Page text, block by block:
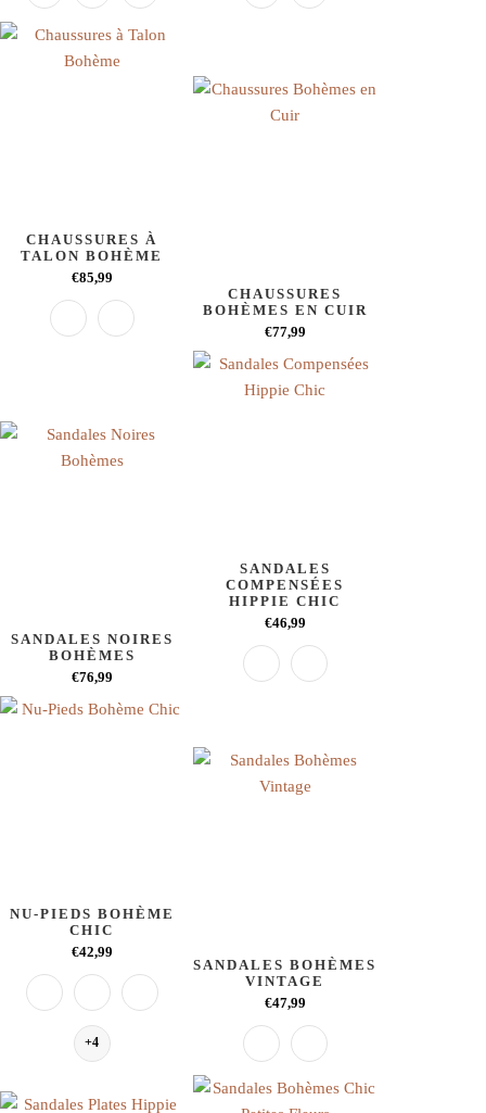
CHAUSSURES À
TALON BOHÈME
€85,99
CHAUSSURES
BOHÈMES EN CUIR
€77,99
SANDALES NOIRES
BOHÈMES
€76,99
SANDALES
COMPENSÉES
HIPPIE CHIC
€46,99
NU-PIEDS BOHÈME
CHIC
€42,99
+4
SANDALES BOHÈMES
VINTAGE
€47,99